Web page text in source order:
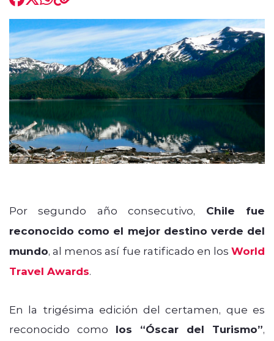
modo claro
Por segundo año consecutivo, Chile fue
reconocido como el mejor destino verde del
mundo, al menos así fue ratificado en los World
Travel Awards.
En la trigésima edición del certamen, que es
reconocido como los “Óscar del Turismo”,